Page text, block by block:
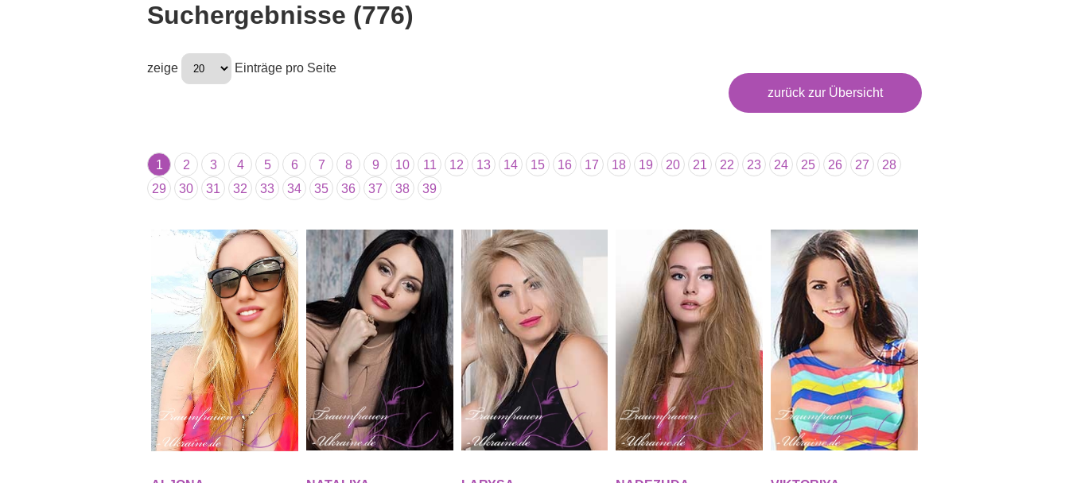
Suchergebnisse (776)
zeige
Einträge pro Seite
zurück zur Übersicht
1 2 3 4 5 6 7 8 9 10 11 12 13 14 15 16 17 18 19 20 21 22 23 24 25 26 27
28
29
30 31 32 33 34 35 36 37 38 39